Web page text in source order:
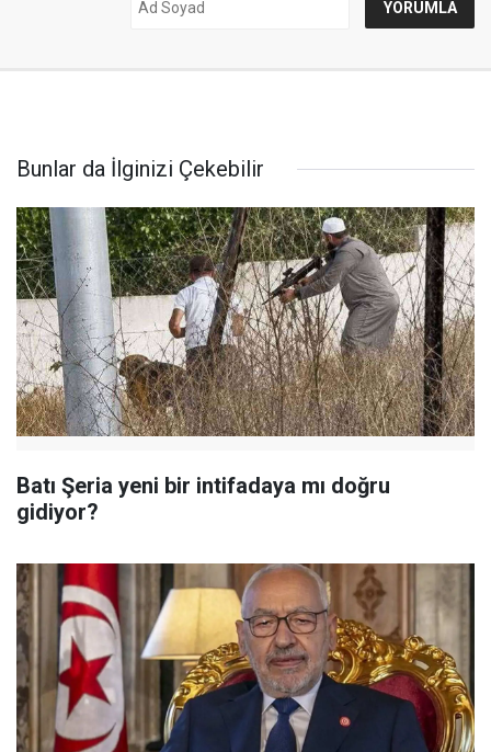
Bunlar da İlginizi Çekebilir
Batı Şeria yeni bir intifadaya mı doğru
gidiyor?